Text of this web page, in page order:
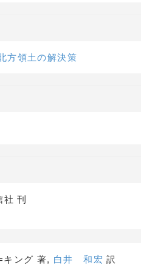
方領土の解決策
刊
キング 著, 白井 和宏 訳